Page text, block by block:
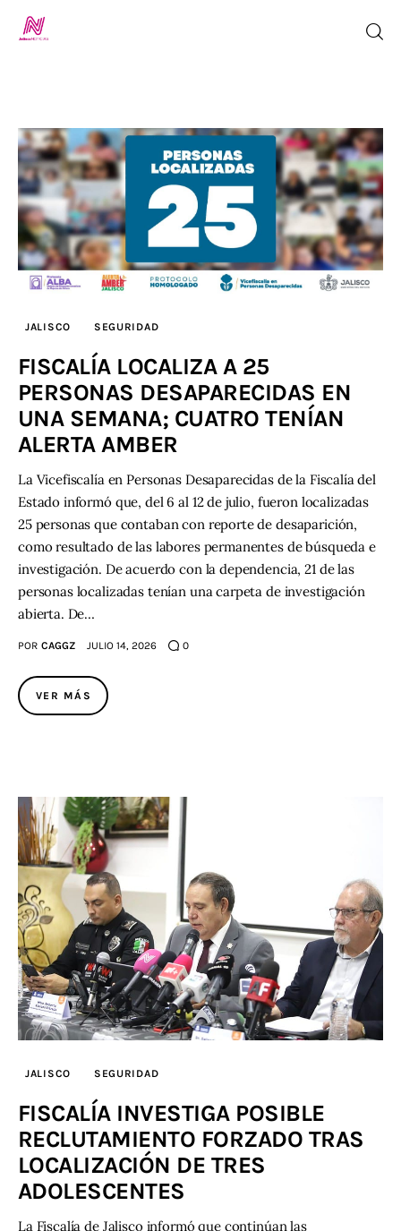
Inicio
TV en Vivo
Jalisco Noticias
Programación
Jalisco RADIO / En Vivo
Nosotros
Contacto
JALISCO SEGURIDAD
FISCALÍA LOCALIZA A 25
PERSONAS DESAPARECIDAS EN
UNA SEMANA; CUATRO TENÍAN
ALERTA AMBER
La Vicefiscalía en Personas Desaparecidas de la Fiscalía del
Estado informó que, del 6 al 12 de julio, fueron localizadas
25 personas que contaban con reporte de desaparición,
como resultado de las labores permanentes de búsqueda e
investigación. De acuerdo con la dependencia, 21 de las
personas localizadas tenían una carpeta de investigación
abierta. De…
POR CAGGZ JULIO 14, 2026 0
VER MÁS
JALISCO SEGURIDAD
FISCALÍA INVESTIGA POSIBLE
RECLUTAMIENTO FORZADO TRAS
LOCALIZACIÓN DE TRES
ADOLESCENTES
La Fiscalía de Jalisco informó que continúan las